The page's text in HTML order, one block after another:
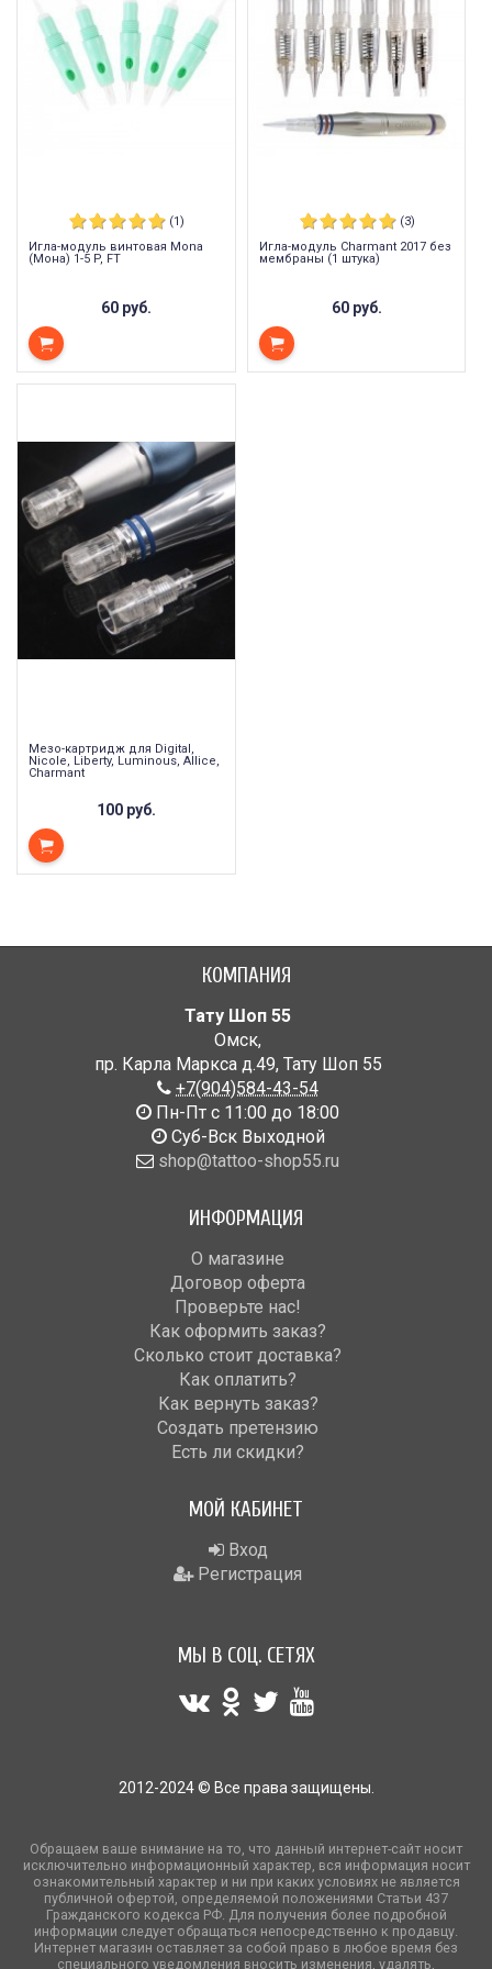
5 октября 2023 12:19
(1)
Игла-модуль винтовая Mona
(Мона) 1-5 P, FT
60 руб.
(3)
Игла-модуль Charmant 2017 без
мембраны (1 штука)
60 руб.
Мезо-картридж для Digital,
Nicole, Liberty, Luminous, Allice,
Charmant
100 руб.
КОМПАНИЯ
Тату Шоп 55
Омск,
пр. Карла Маркса д.49, Тату Шоп 55
+7(904)584-43-54
Пн-Пт с 11:00 до 18:00
Cуб-Вск Выходной
shop@tattoo-shop55.ru
ИНФОРМАЦИЯ
О магазине
Договор оферта
Проверьте нас!
Как оформить заказ?
Сколько стоит доставка?
Как оплатить?
Как вернуть заказ?
Создать претензию
Есть ли скидки?
МОЙ КАБИНЕТ
Вход
Регистрация
МЫ В СОЦ. СЕТЯХ
2012-2024 © Все права защищены.
Обращаем ваше внимание на то, что данный интернет-сайт носит
исключительно информационный характер, вся информация носит
ознакомительный характер и ни при каких условиях не является
публичной офертой, определяемой положениями Статьи 437
Гражданского кодекса РФ. Для получения более подробной
информации следует обращаться непосредственно к продавцу.
Интернет магазин оставляет за собой право в любое время без
специального уведомления вносить изменения, удалять,